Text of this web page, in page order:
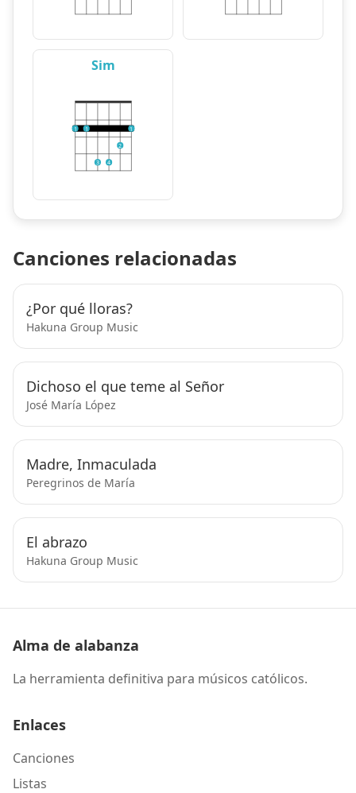
Sim
1 1
3 4
2
1
Canciones relacionadas
¿Por qué lloras?
Hakuna Group Music
Dichoso el que teme al Señor
José María López
Madre, Inmaculada
Peregrinos de María
El abrazo
Hakuna Group Music
Alma de alabanza
La herramienta definitiva para músicos católicos.
Enlaces
Canciones
Listas